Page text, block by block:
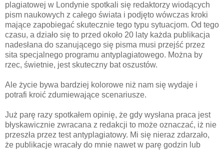
plagiatowej w Londynie spotkali się redaktorzy wiodących
pism naukowych z całego świata i podjęto wówczas kroki
mające zapobiegać skutecznie tego typu sytuacjom. Od tego
czasu, a działo się to przed około 20 laty każda publikacja
nadesłana do szanującego się pisma musi przejść przez
sita specjalnego programu antyplagiatowego. Można by
rzec, świetnie, jest skuteczny bat oszustów.
Ale życie bywa bardziej kolorowe niż nam się wydaje i
potrafi kroić zdumiewające scenariusze.
Już parę razy spotkałem opinię, że gdy wysłana praca jest
błyskawicznie zwracana z redakcji to może oznaczać, iż nie
przeszła przez test antyplagiatowy. Mi się nieraz zdarzało,
że publikacje wracały do mnie nawet w parę godzin lub